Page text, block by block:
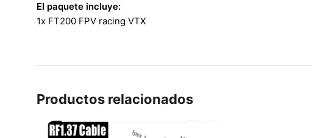
El paquete incluye:
1x FT200 FPV racing VTX
Productos relacionados